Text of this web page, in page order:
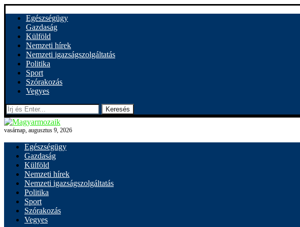
Egészségügy
Gazdaság
Külföld
Nemzeti hírek
Nemzeti igazságszolgáltatás
Politika
Sport
Szórakozás
Vegyes
Keresés
vasárnap, augusztus 9, 2026
Egészségügy
Gazdaság
Külföld
Nemzeti hírek
Nemzeti igazságszolgáltatás
Politika
Sport
Szórakozás
Vegyes